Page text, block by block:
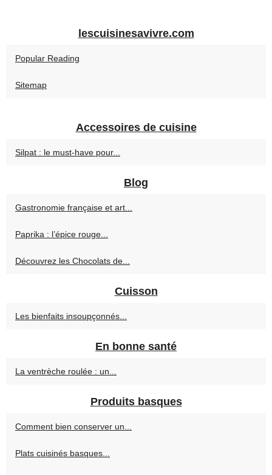
lescuisinesavivre.com
Popular Reading
Sitemap
Accessoires de cuisine
Silpat : le must-have pour...
Blog
Gastronomie française et art...
Paprika : l’épice rouge...
Découvrez les Chocolats de...
Cuisson
Les bienfaits insoupçonnés...
En bonne santé
La ventrèche roulée : un...
Produits basques
Comment bien conserver un...
Plats cuisinés basques...